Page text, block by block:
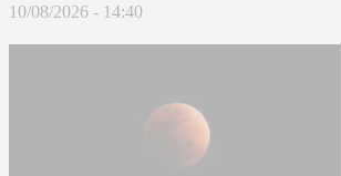
10/08/2026 - 14:40